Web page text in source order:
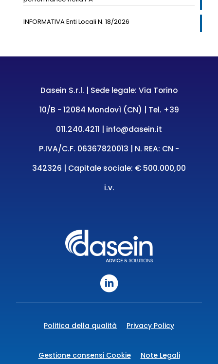
INFORMATIVA Enti Locali N. 18/2026
Dasein S.r.l. | Sede legale: Via Torino
10/B - 12084 Mondovì (CN) | Tel. +39
011.240.4211 | info@dasein.it
P.IVA/C.F. 06367820013 | N. REA: CN -
342326 | Capitale sociale: € 500.000,00
i.v.
Politica della qualità Privacy Policy
Gestione consensi Cookie Note Legali